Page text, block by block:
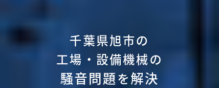
千葉県旭市の
工場・設備機械の
騒音問題を解決